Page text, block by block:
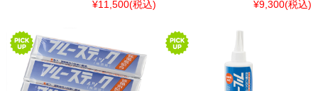
¥11,500(税込)
¥9,300(税込)